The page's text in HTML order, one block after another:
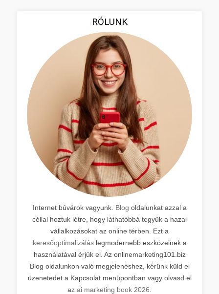
RÓLUNK
Internet búvárok vagyunk. Blog oldalunkat azzal a
céllal hoztuk létre, hogy láthatóbbá tegyük a hazai
vállalkozásokat az online térben. Ezt a
keresőoptimalizáláslegmodernebb eszközeinek a
használatával érjük el. Az onlinemarketing101.biz
Blog oldalunkon való megjelenéshez, kérünk küld el
üzenetedet a Kapcsolat menüpontban vagy olvasd el
az ai marketing book 2026